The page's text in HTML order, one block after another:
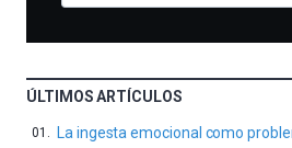
ÚLTIMOS ARTÍCULOS
La ingesta emocional como